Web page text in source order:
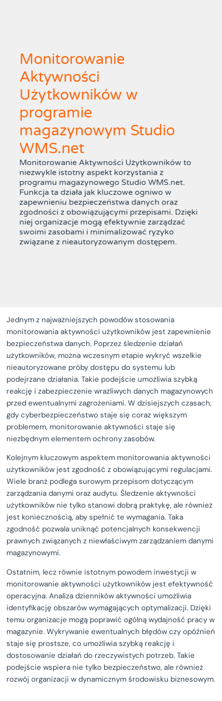
Monitorowanie
Aktywności
Użytkowników w
programie
magazynowym Studio
WMS.net
Monitorowanie Aktywności Użytkowników to
niezwykle istotny aspekt korzystania z
programu magazynowego Studio WMS.net.
Funkcja ta działa jak kluczowe ogniwo w
zapewnieniu bezpieczeństwa danych oraz
zgodności z obowiązującymi przepisami. Dzięki
niej organizacje mogą efektywnie zarządzać
swoimi zasobami i minimalizować ryzyko
związane z nieautoryzowanym dostępem.
Jednym z najważniejszych powodów stosowania
monitorowania aktywności użytkowników jest zapewnienie
bezpieczeństwa danych. Poprzez śledzenie działań
użytkowników, można wczesnym etapie wykryć wszelkie
nieautoryzowane próby dostępu do systemu lub
podejrzane działania. Takie podejście umożliwia szybką
reakcję i zabezpieczenie wrażliwych danych magazynowych
przed ewentualnymi zagrożeniami. W dzisiejszych czasach,
gdy cyberbezpieczeństwo staje się coraz większym
problemem, monitorowanie aktywności staje się
niezbędnym elementem ochrony zasobów.
Kolejnym kluczowym aspektem monitorowania aktywności
użytkowników jest zgodność z obowiązującymi regulacjami.
Wiele branż podlega surowym przepisom dotyczącym
zarządzania danymi oraz audytu. Śledzenie aktywności
użytkowników nie tylko stanowi dobrą praktykę, ale również
jest koniecznością, aby spełnić te wymagania. Taka
zgodność pozwala uniknąć potencjalnych konsekwencji
prawnych związanych z niewłaściwym zarządzaniem danymi
magazynowymi.
Ostatnim, lecz równie istotnym powodem inwestycji w
monitorowanie aktywności użytkowników jest efektywność
operacyjna. Analiza dzienników aktywności umożliwia
identyfikację obszarów wymagających optymalizacji. Dzięki
temu organizacje mogą poprawić ogólną wydajność pracy w
magazynie. Wykrywanie ewentualnych błędów czy opóźnień
staje się prostsze, co umożliwia szybką reakcję i
dostosowanie działań do rzeczywistych potrzeb. Takie
podejście wspiera nie tylko bezpieczeństwo, ale również
rozwój organizacji w dynamicznym środowisku biznesowym.